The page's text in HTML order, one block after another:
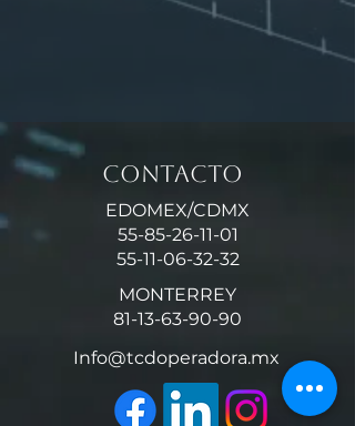
Contacto
EDOMEX/CDMX
55-85-26-11-01
55-11-06-32-32
MONTERREY
81-13-63-90-90
Info@tcdoperadora.mx